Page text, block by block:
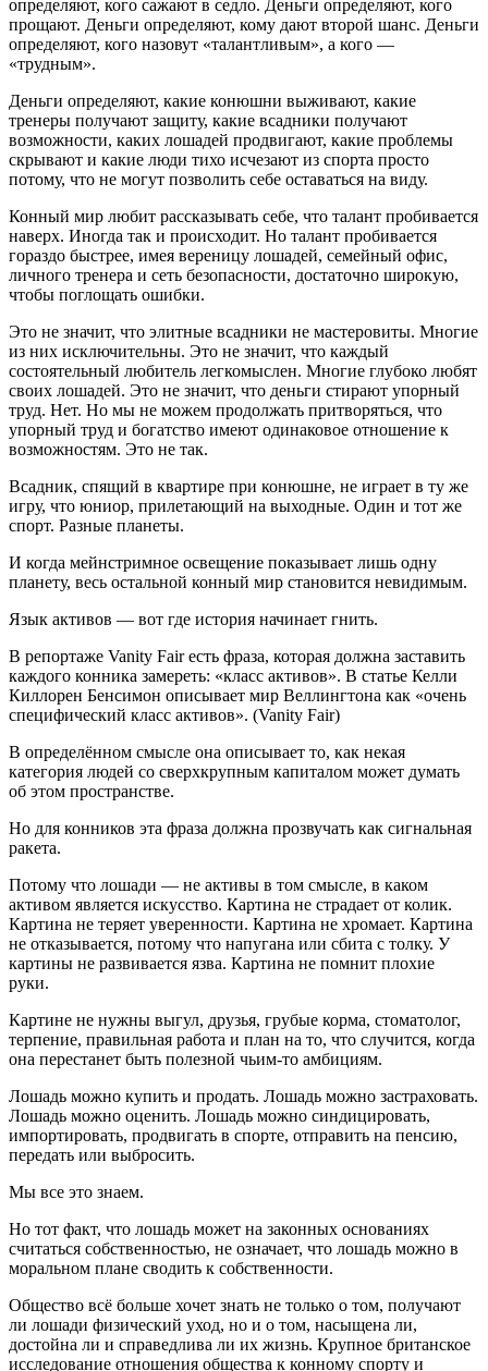
определяют, кого сажают в седло. Деньги определяют, кого
прощают. Деньги определяют, кому дают второй шанс. Деньги
определяют, кого назовут «талантливым», а кого —
«трудным».
Деньги определяют, какие конюшни выживают, какие
тренеры получают защиту, какие всадники получают
возможности, каких лошадей продвигают, какие проблемы
скрывают и какие люди тихо исчезают из спорта просто
потому, что не могут позволить себе оставаться на виду.
Конный мир любит рассказывать себе, что талант пробивается
наверх. Иногда так и происходит. Но талант пробивается
гораздо быстрее, имея вереницу лошадей, семейный офис,
личного тренера и сеть безопасности, достаточно широкую,
чтобы поглощать ошибки.
Это не значит, что элитные всадники не мастеровиты. Многие
из них исключительны. Это не значит, что каждый
состоятельный любитель легкомыслен. Многие глубоко любят
своих лошадей. Это не значит, что деньги стирают упорный
труд. Нет. Но мы не можем продолжать притворяться, что
упорный труд и богатство имеют одинаковое отношение к
возможностям. Это не так.
Всадник, спящий в квартире при конюшне, не играет в ту же
игру, что юниор, прилетающий на выходные. Один и тот же
спорт. Разные планеты.
И когда мейнстримное освещение показывает лишь одну
планету, весь остальной конный мир становится невидимым.
Язык активов — вот где история начинает гнить.
В репортаже Vanity Fair есть фраза, которая должна заставить
каждого конника замереть: «класс активов». В статье Келли
Киллорен Бенсимон описывает мир Веллингтона как «очень
специфический класс активов». (Vanity Fair)
В определённом смысле она описывает то, как некая
категория людей со сверхкрупным капиталом может думать
об этом пространстве.
Но для конников эта фраза должна прозвучать как сигнальная
ракета.
Потому что лошади — не активы в том смысле, в каком
активом является искусство. Картина не страдает от колик.
Картина не теряет уверенности. Картина не хромает. Картина
не отказывается, потому что напугана или сбита с толку. У
картины не развивается язва. Картина не помнит плохие
руки.
Картине не нужны выгул, друзья, грубые корма, стоматолог,
терпение, правильная работа и план на то, что случится, когда
она перестанет быть полезной чьим-то амбициям.
Лошадь можно купить и продать. Лошадь можно застраховать.
Лошадь можно оценить. Лошадь можно синдицировать,
импортировать, продвигать в спорте, отправить на пенсию,
передать или выбросить.
Мы все это знаем.
Но тот факт, что лошадь может на законных основаниях
считаться собственностью, не означает, что лошадь можно в
моральном плане сводить к собственности.
Общество всё больше хочет знать не только о том, получают
ли лошади физический уход, но и о том, насыщена ли,
достойна ли и справедлива ли их жизнь. Крупное британское
исследование отношения общества к конному спорту и